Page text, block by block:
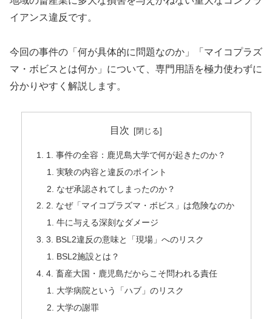
イアンス違反です。
今回の事件の「何が具体的に問題なのか」「マイコプラズ
マ・ボビスとは何か」について、専門用語を極力使わずに
分かりやすく解説します。
目次
1. 事件の全容：鹿児島大学で何が起きたのか？
実験の内容と違反のポイント
なぜ承認されてしまったのか？
2. なぜ「マイコプラズマ・ボビス」は危険なのか
牛に与える深刻なダメージ
3. BSL2違反の意味と「現場」へのリスク
BSL2施設とは？
4. 畜産大国・鹿児島だからこそ問われる責任
大学病院という「ハブ」のリスク
大学の謝罪